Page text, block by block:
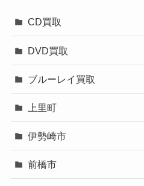
CD買取
DVD買取
ブルーレイ買取
上里町
伊勢崎市
前橋市